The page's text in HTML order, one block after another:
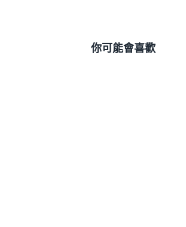
你可能會喜歡